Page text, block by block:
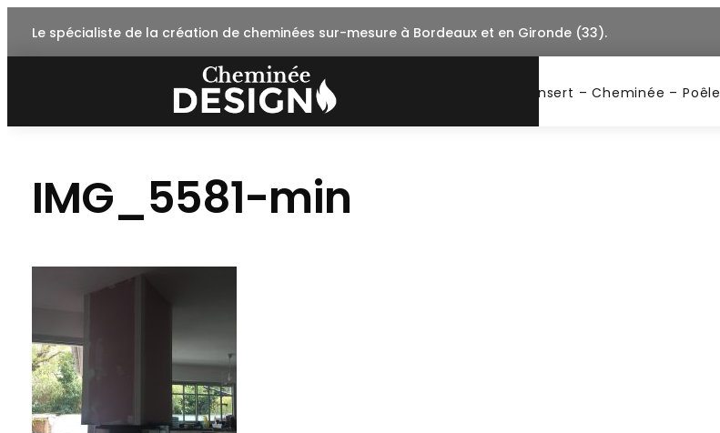
Le spécialiste de la création de cheminées sur-mesure à Bordeaux et en Gironde (33).
Insert – Cheminée – Poêle
IMG_5581-min